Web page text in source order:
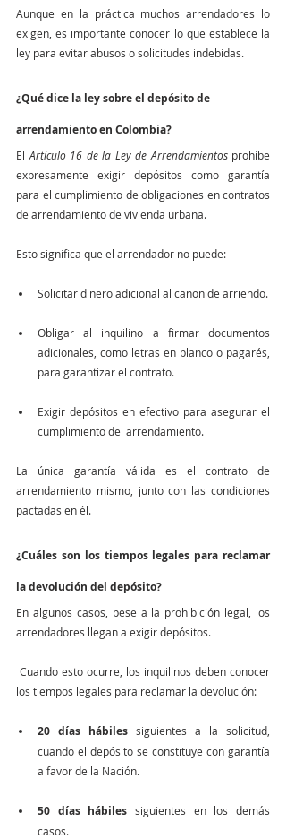
Aunque en la práctica muchos arrendadores lo
exigen, es importante conocer lo que establece la
ley para evitar abusos o solicitudes indebidas.
¿Qué dice la ley sobre el depósito de
arrendamiento en Colombia?
El Artículo 16 de la Ley de Arrendamientos prohíbe
expresamente exigir depósitos como garantía
para el cumplimiento de obligaciones en contratos
de arrendamiento de vivienda urbana.
Esto significa que el arrendador no puede:
Solicitar dinero adicional al canon de arriendo.
Obligar al inquilino a firmar documentos
adicionales, como letras en blanco o pagarés,
para garantizar el contrato.
Exigir depósitos en efectivo para asegurar el
cumplimiento del arrendamiento.
La única garantía válida es el contrato de
arrendamiento mismo, junto con las condiciones
pactadas en él.
¿Cuáles son los tiempos legales para reclamar
la devolución del depósito?
En algunos casos, pese a la prohibición legal, los
arrendadores llegan a exigir depósitos.
los tiempos legales para reclamar la devolución:
20 días hábiles siguientes a la solicitud,
cuando el depósito se constituye con garantía
a favor de la Nación.
50 días hábiles siguientes en los demás
casos.